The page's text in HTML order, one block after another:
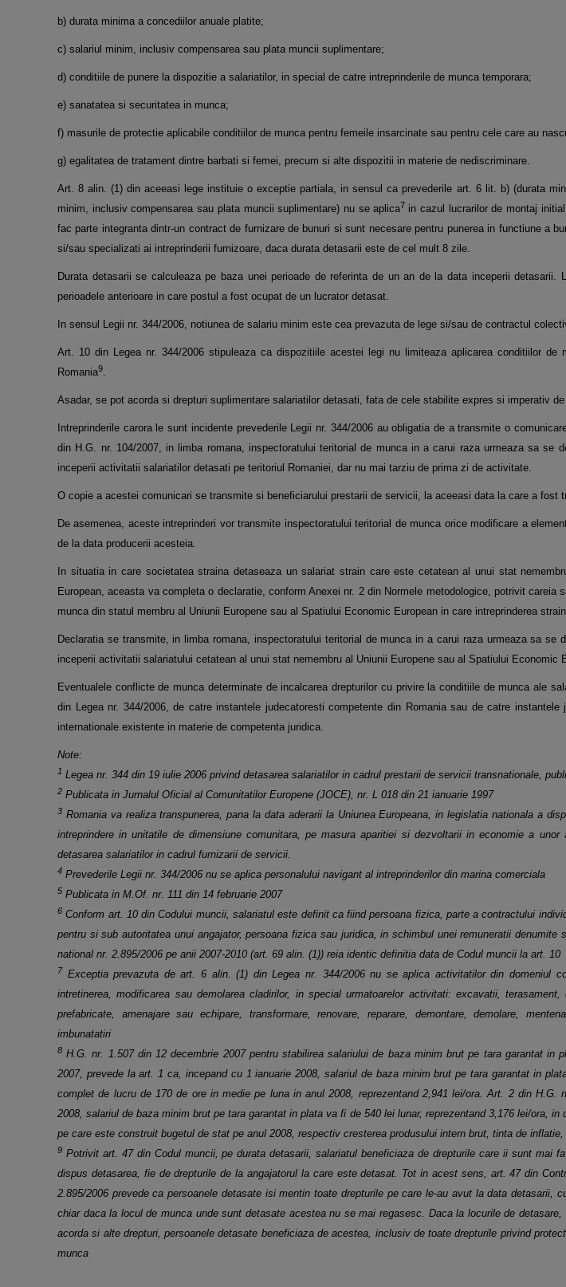
b) durata minima a concediilor anuale platite;
c) salariul minim, inclusiv compensarea sau plata muncii suplimentare;
d) conditiile de punere la dispozitie a salariatilor, in special de catre intreprinderile de munca temporara;
e) sanatatea si securitatea in munca;
f) masurile de protectie aplicabile conditiilor de munca pentru femeile insarcinate sau pentru cele care au
g) egalitatea de tratament dintre barbati si femei, precum si alte dispozitii in materie de nediscriminare.
Art. 8 alin. (1) din aceeasi lege instituie o exceptie partiala, in sensul ca prevederile art. 6 lit. b) (durata
minim, inclusiv compensarea sau plata munciisuplimentare) nu se aplica7 in cazul lucrarilor de montaj
fac parte integrantadintr-un contract de furnizare de bunuri si sunt necesare pentru punerea in functiune a
si/sau specializati ai intreprinderii furnizoare, daca durata detasarii este de cel mult 8 zile.
Durata detasarii se calculeaza pe baza unei perioade de referinta de un an de la data inceperiidetasarii.
perioadele anterioare in care postul a fost ocupat de un lucrator detasat.
In sensul Legii nr. 344/2006, notiunea de salariu minim este cea prevazuta de lege si/sau de contractul
Art. 10 din Legea nr. 344/2006 stipuleaza ca dispozitiile acestei legi nu limiteaza aplicarea conditiilor de
Romania9.
Asadar, se pot acorda si drepturi suplimentare salariatilor detasati, fata de cele stabilite expres si imperativ de
Intreprinderile carora le sunt incidente prevederile Legii nr. 344/2006 au obligatia de a transmite o
din H.G. nr. 104/2007, in limba romana, inspectoratului teritorial de munca in a carui raza urmeaza sa se
inceperii activitatii salariatilor detasati pe teritoriul Romaniei, dar nu mai tarziu de prima zi de activitate.
O copie a acestei comunicari se transmite si beneficiarului prestarii de servicii, la aceeasi data la care a fost
De asemenea, aceste intreprinderi vor transmite inspectoratului teritorial de munca orice modificare a
de la data producerii acesteia.
In situatia in care societatea straina detaseaza un salariat strain care este cetatean al unui stat
European, aceasta va completa o declaratie, conform Anexei nr. 2 din Normele metodologice, potrivit careia
munca din statul membru al Uniunii Europene sau al Spatiului Economic European in care intreprinderea
Declaratia se transmite, in limba romana, inspectoratului teritorial de munca in a carui raza urmeaza sa se
inceperii activitatii salariatului cetatean al unui stat nemembru al Uniunii Europene sau al Spatiului Economic
Eventualele conflicte de munca determinate de incalcarea drepturilor cu privire la conditiile de muncaale
din Legea nr. 344/2006, de catre instantele judecatoresti competente din Romania sau de catre
internationale existente in materie de competenta juridica.
Note:
1 Legea nr. 344 din 19 iulie 2006 privind detasarea salariatilor in cadrul prestarii de servicii transnationale,
2 Publicata in Jurnalul Oficial al Comunitatilor Europene (JOCE), nr. L 018 din 21 ianuarie 1997
3 Romania va realiza transpunerea, pana la data aderarii la Uniunea Europeana, in legislatia nationala a
intreprindere in unitatile de dimensiune comunitara, pe masura aparitiei si dezvoltarii in economie a
detasarea salariatilor in cadrul furnizarii de servicii.
4 Prevederile Legii nr. 344/2006 nu se aplica personalului navigant al intreprinderilor din marina comerciala
5 Publicata in M.Of. nr. 111 din 14 februarie 2007
6 Conform art. 10 din Codului muncii, salariatul este definit ca fiind persoana fizica, parte acontractului
pentru si sub autoritatea unui angajator, persoana fizica sau juridica, in schimbul unei remuneratii denumite
national nr. 2.895/2006 pe anii 2007-2010 (art. 69 alin. (1)) reia identic definitia data de Codul muncii la art. 10
7 Exceptia prevazuta de art. 6 alin. (1) din Legea nr. 344/2006 nu se aplica activitatilor din domeniul
intretinerea, modificarea sau demolarea cladirilor, in special urmatoarelor activitati: excavatii,
prefabricate, amenajare sau echipare, transformare, renovare, reparare, demontare, demolare,
imbunatatiri
8 H.G. nr. 1.507 din 12 decembrie 2007 pentru stabilirea salariului de baza minim brut pe tara garantat in
2007, prevede la art. 1 ca, incepand cu 1 ianuarie2008, salariul de baza minim brut pe tara garantat in
complet de lucru de 170 de ore in medie pe luna in anul 2008, reprezentand 2,941 lei/ora. Art. 2 din H.G.
2008, salariul de baza minim brut pe taragarantat in plata va fi de 540 lei lunar, reprezentand 3,176 lei/ora, in
pe care este construit bugetul de stat pe anul 2008, respectiv cresterea produsului intern brut, tinta de
9 Potrivit art. 47 din Codul muncii, pe durata detasarii, salariatul beneficiaza de drepturile care ii sunt mai
dispus detasarea, fie de drepturile de la angajatorul la care este detasat. Tot in acest sens, art. 47 din
2.895/2006 prevede ca persoanele detasate isi mentin toate drepturile pe care le-au avut la data detasarii,
chiar daca la locul de munca unde sunt detasate acestea nu se mai regasesc. Daca la locurile de detasare,
acorda si alte drepturi, persoanele detasate beneficiaza de acestea, inclusiv de toate drepturile privind
munca